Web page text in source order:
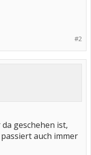
#2
geschehen ist,
auch immer